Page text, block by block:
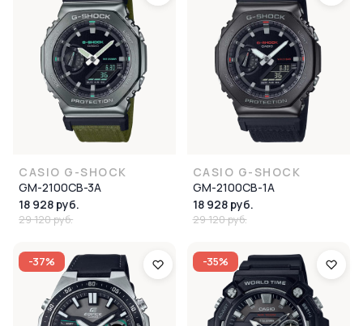
CASIO G-SHOCK
GM-2100CB-3A
18 928 руб.
29 120 руб.
CASIO G-SHOCK
GM-2100CB-1A
18 928 руб.
29 120 руб.
-37% -35%